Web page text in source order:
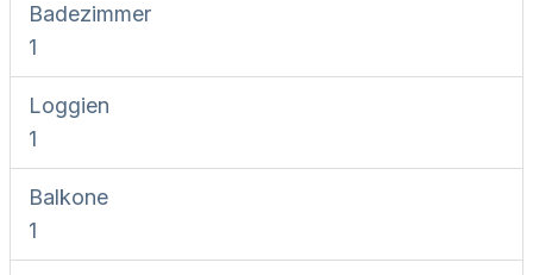
Badezimmer
1
Loggien
1
Balkone
1